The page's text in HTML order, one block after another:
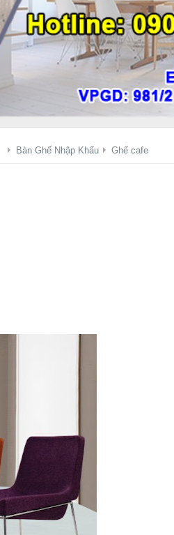
Bàn Ghế Nhập Khẩu Ghế cafe